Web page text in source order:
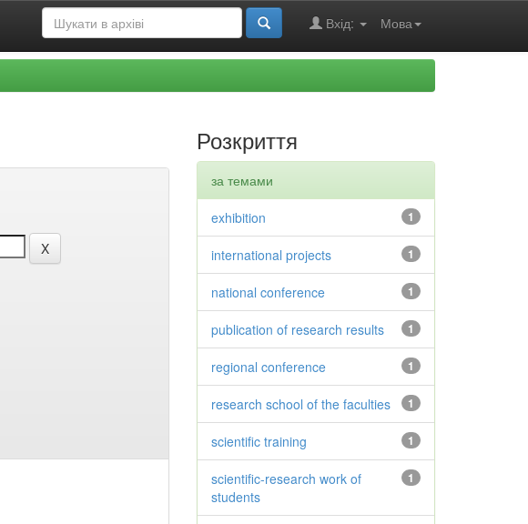
Мова
Вхід:
Розкриття
за темами
1
exhibition
1
international projects
1
national conference
1
publication of research results
1
regional conference
1
research school of the faculties
1
scientific training
1
scientific-research work of
students